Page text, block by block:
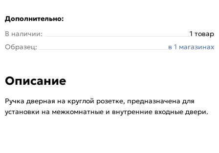
Страна происхождения:
Тип розетки:
Круглая
Тип упаковки:
Kоробка
Дополнительно:
В наличии:
1 товар
Образец:
в 1 магазинах
Описание
Ручка дверная на круглой розетке, предназначена для
установки на межкомнатные и внутренние входные двери.